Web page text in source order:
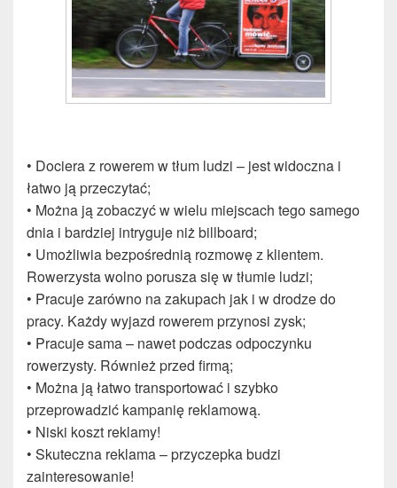
• Dociera z rowerem w tłum ludzi – jest widoczna i
łatwo ją przeczytać;
• Można ją zobaczyć w wielu miejscach tego samego
dnia i bardziej intryguje niż billboard;
• Umożliwia bezpośrednią rozmowę z klientem.
Rowerzysta wolno porusza się w tłumie ludzi;
• Pracuje zarówno na zakupach jak i w drodze do
pracy. Każdy wyjazd rowerem przynosi zysk;
• Pracuje sama – nawet podczas odpoczynku
rowerzysty. Również przed firmą;
• Można ją łatwo transportować i szybko
przeprowadzić kampanię reklamową.
• Niski koszt reklamy!
• Skuteczna reklama – przyczepka budzi
zainteresowanie!